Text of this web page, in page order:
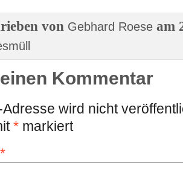
von Gebhard Roese am
Kommentar
wird nicht
* markiert
*